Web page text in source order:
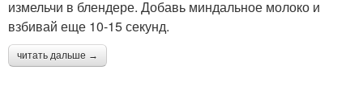
измельчи в блендере. Добавь миндальное молоко и
взбивай еще 10-15 секунд.
читать дальше →